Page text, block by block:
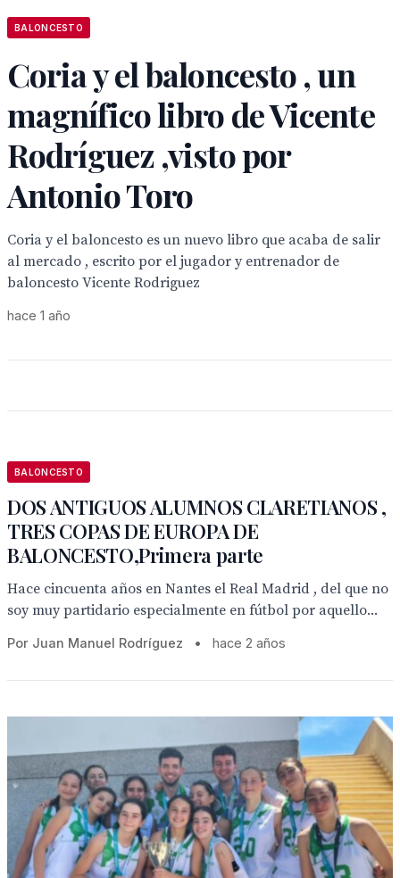
BALONCESTO
Coria y el baloncesto , un
magnífico libro de Vicente
Rodríguez ,visto por
Antonio Toro
Coria y el baloncesto es un nuevo libro que acaba de salir
al mercado , escrito por el jugador y entrenador de
baloncesto Vicente Rodriguez
hace 1 año
BALONCESTO
DOS ANTIGUOS ALUMNOS CLARETIANOS ,
TRES COPAS DE EUROPA DE
BALONCESTO,Primera parte
Hace cincuenta años en Nantes el Real Madrid , del que no
soy muy partidario especialmente en fútbol por aquello...
Por Juan Manuel Rodríguez • hace 2 años